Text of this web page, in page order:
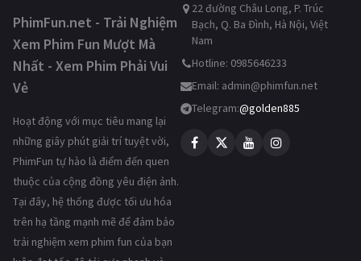
PhimFun.net - Trải Nghiệm
Xem Phim Fun Mượt Mà
Nhất - Xem Phim Phải Vui
Vẻ
Hoạt động với mục tiêu mang lại
những giây phút giải trí tuyệt vời,
PhimFun tự hào là điểm đến quen
thuộc của cộng đồng yêu điện ảnh.
Tại đây, hệ thống được tối ưu hóa
trên hạ tầng mạnh mẽ để đảm bảo
trải nghiệm xem phim fun của bạn
22 đường Châu Long, P. Trúc
Bạch, Q. Ba Đình, Hà Nội, Việt
Nam
Hotline: 0985646233
Email: admin@phimfun.net
Telegram:@golden885